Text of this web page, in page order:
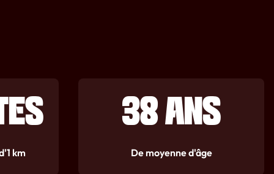
km
38 ANS
De moyenne d'âge